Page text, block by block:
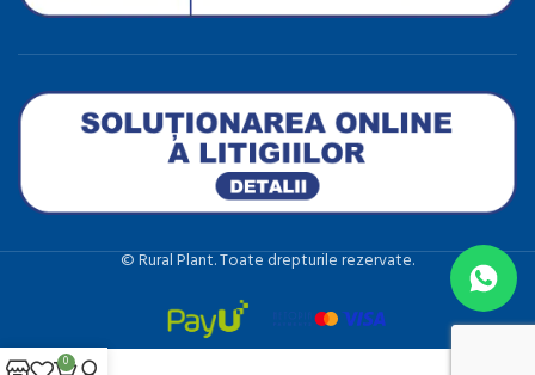
©️ Rural Plant. Toate drepturile rezervate.
0